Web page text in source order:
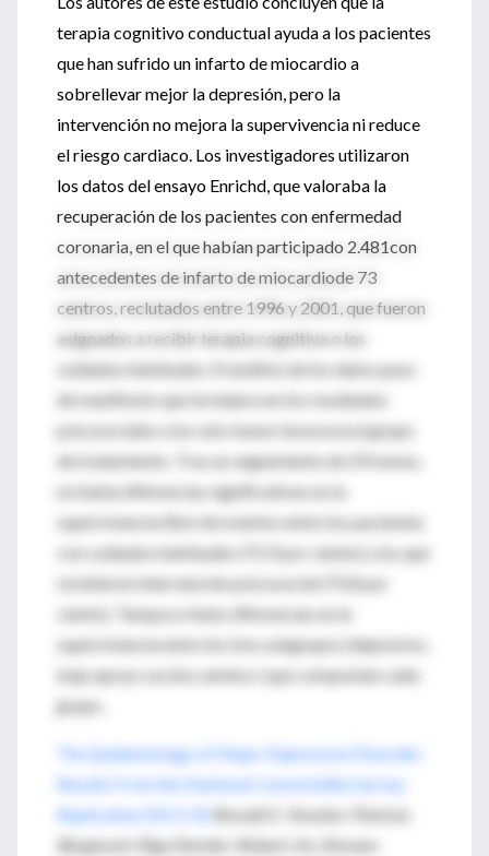
terapia cognitivo conductual ayuda a los pacientes
que han sufrido un infarto de miocardio a
sobrellevar mejor la depresión, pero la
intervención no mejora la supervivencia ni reduce
el riesgo cardiaco. Los investigadores utilizaron
los datos del ensayo Enrichd, que valoraba la
recuperación de los pacientes con enfermedad
coronaria, en el que habían participado 2.481con
antecedentes de infarto de miocardiode 73
centros, reclutados entre 1996 y 2001, que fueron
asignados a recibir terapia cognitiva o los
cuidados habituales. El análisis de los datos puso
de manifiesto que la mejora en los resultados
psicosociales a los seis meses favorecía al grupo
de tratamiento. Tras un seguimiento de 29 meses,
no había diferencias significativas en la
supervivencia libre de eventos entre los pacientes
con cuidados habituales (75,9 por ciento) y los que
recibieron intervención psicosocial (75,8 por
ciento). Tampoco hubo diferencias en la
supervivencia entre los tres subgrupos (depresivo,
bajo apoyo social y ambos ) que componían cada
grupo.
The Epidemiology of Major Depressive Disorder:
Results From the National Comorbidity Survey
Replication (NCS-R)
Ronald C. Kessler; Patricia
Berglund; Olga Demler; Robert Jin; Doreen